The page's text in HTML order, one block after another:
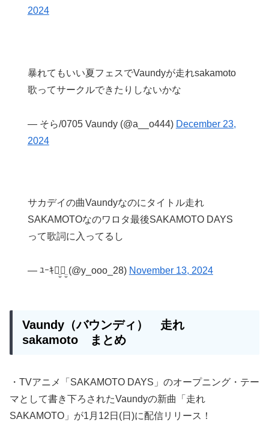
2024
暴れてもいい夏フェスでVaundyが走れsakamoto
歌ってサークルできたりしないかな
— そら/0705 Vaundy (@a__o444) December 23,
2024
サカデイの曲Vaundyなのにタイトル走れ
SAKAMOTOなのワロタ最後SAKAMOTO DAYS
って歌詞に入ってるし
— ﾕｰｷꪔ̤̮ꪔ̤̮ (@y_ooo_28) November 13, 2024
Vaundy（バウンディ） 走れ
sakamoto まとめ
・TVアニメ「SAKAMOTO DAYS」のオープニング・テー
マとして書き下ろされたVaundyの新曲「走れ
SAKAMOTO」が1月12日(日)に配信リリース！